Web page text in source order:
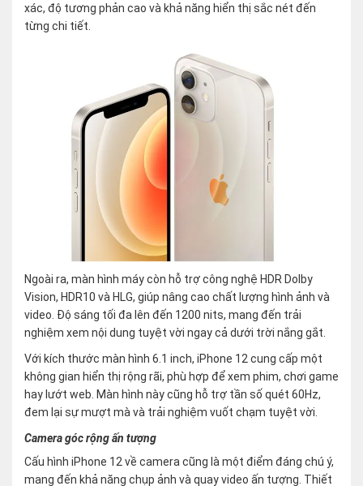
xác, độ tương phản cao và khả năng hiển thị sắc nét đến
từng chi tiết.
Ngoài ra, màn hình máy còn hỗ trợ công nghệ HDR Dolby
Vision, HDR10 và HLG, giúp nâng cao chất lượng hình ảnh và
video. Độ sáng tối đa lên đến 1200 nits, mang đến trải
nghiệm xem nội dung tuyệt vời ngay cả dưới trời nắng gắt.
Với kích thước màn hình 6.1 inch, iPhone 12 cung cấp một
không gian hiển thị rộng rãi, phù hợp để xem phim, chơi game
hay lướt web. Màn hình này cũng hỗ trợ tần số quét 60Hz,
đem lại sự mượt mà và trải nghiệm vuốt chạm tuyệt vời.
Camera góc rộng ấn tượng
Cấu hình iPhone 12 về camera cũng là một điểm đáng chú ý,
mang đến khả năng chụp ảnh và quay video ấn tượng. Thiết